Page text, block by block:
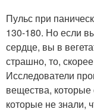
Пульс при
130-180. Но если
сердце, вы в
страшно, то,
Исследователи
вещества,
которые не знали,